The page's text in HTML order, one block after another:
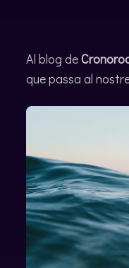
Al blog de
que passa al